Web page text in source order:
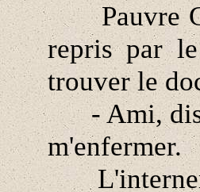
Pauvre
repris par
trouver le
- Ami,
m'enfermer.